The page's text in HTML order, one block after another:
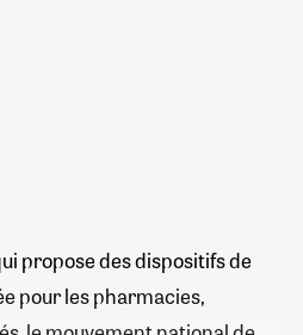
propose des dispositifs de
pour les pharmacies,